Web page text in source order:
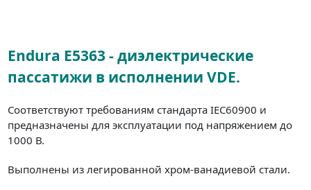
Endura E5363 - диэлектрические
пассатижи в исполнении VDE.
Соответствуют требованиям стандарта IEC60900 и
предназначены для эксплуатации под напряжением до
1000 В.
Выполнены из легированной хром-ванадиевой стали.